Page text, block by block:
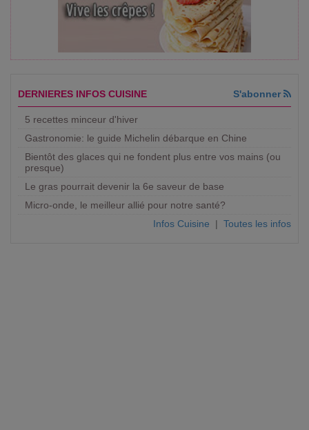
DERNIERES INFOS CUISINE S'abonner
5 recettes minceur d'hiver
Gastronomie: le guide Michelin débarque en Chine
Bientôt des glaces qui ne fondent plus entre vos mains (ou
presque)
Le gras pourrait devenir la 6e saveur de base
Micro-onde, le meilleur allié pour notre santé?
Infos Cuisine | Toutes les infos